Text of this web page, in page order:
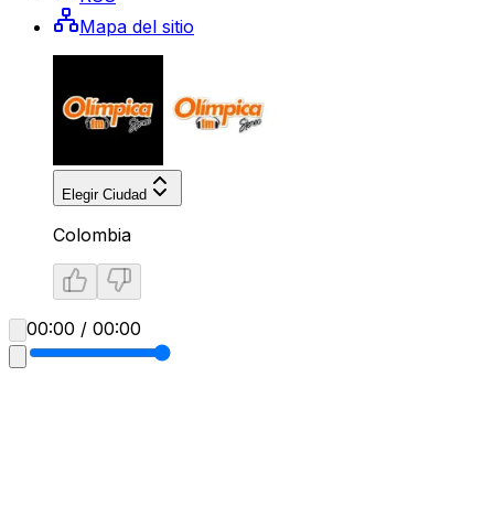
Mapa del sitio
Elegir Ciudad
Colombia
00:00 / 00:00